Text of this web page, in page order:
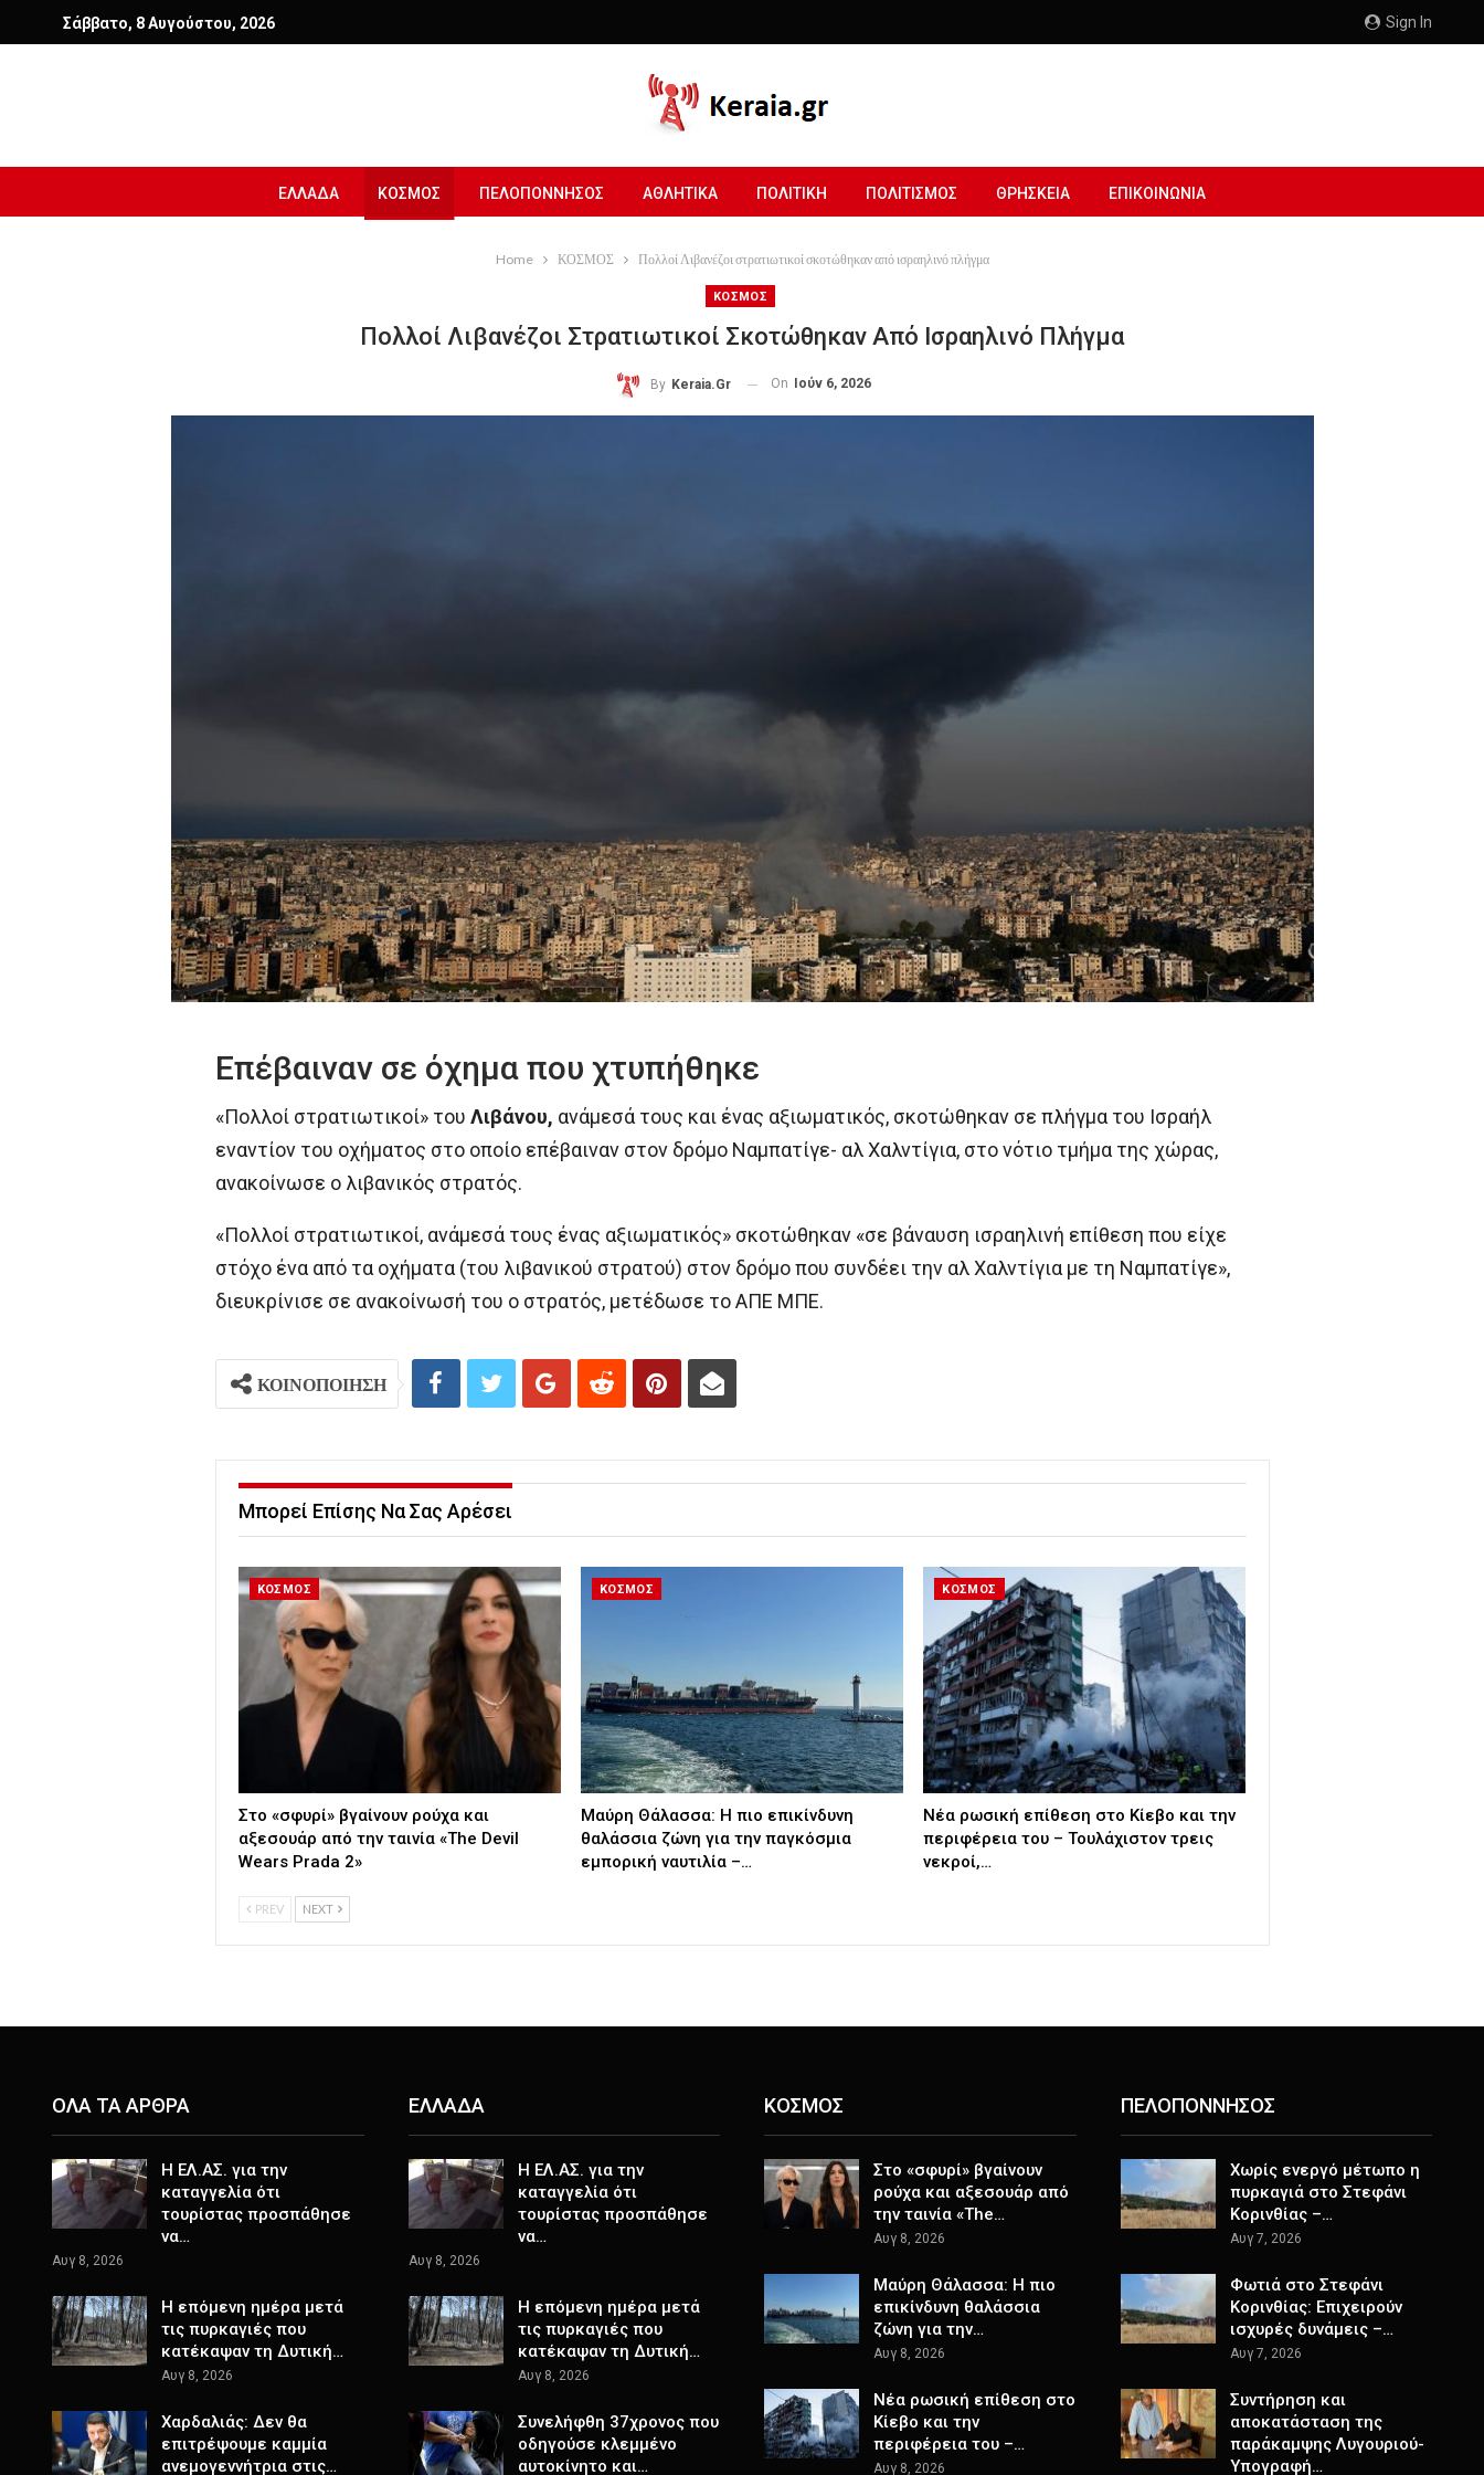
Sign In
Σάββατο, 8 Αυγούστου, 2026
ΕΛΛΑΔΑ ΚΟΣΜΟΣ ΠΕΛΟΠΟΝΝΗΣΟΣ ΑΘΛΗΤΙΚΑ ΠΟΛΙΤΙΚΗ ΠΟΛΙΤΙΣΜΟΣ ΘΡΗΣΚΕΙΑ ΕΠΙΚΟΙΝΩΝΙΑ
Home ΚΟΣΜΟΣ Πολλοί Λιβανέζοι στρατιωτικοί σκοτώθηκαν από ισραηλινό πλήγμα
ΚΟΣΜΟΣ
Πολλοί Λιβανέζοι Στρατιωτικοί Σκοτώθηκαν Από Ισραηλινό Πλήγμα
By Keraia.gr On Ιούν 6, 2026
Επέβαιναν σε όχημα που χτυπήθηκε
«Πολλοί στρατιωτικοί» του Λιβάνου, ανάμεσά τους και ένας αξιωματικός, σκοτώθηκαν σε πλήγμα του Ισραήλ
εναντίον του οχήματος στο οποίο επέβαιναν στον δρόμο Ναμπατίγε- αλ Χαλντίγια, στο νότιο τμήμα της χώρας,
ανακοίνωσε ο λιβανικός στρατός.
«Πολλοί στρατιωτικοί, ανάμεσά τους ένας αξιωματικός» σκοτώθηκαν «σε βάναυση ισραηλινή επίθεση που είχε
στόχο ένα από τα οχήματα (του λιβανικού στρατού) στον δρόμο που συνδέει την αλ Χαλντίγια με τη Ναμπατίγε»,
διευκρίνισε σε ανακοίνωσή του ο στρατός, μετέδωσε το ΑΠΕ ΜΠΕ.
ΚΟΙΝΟΠΟΙΗΣΗ
Μπορεί Επίσης Να Σας Αρέσει
ΚΟΣΜΟΣ
Στο «σφυρί» βγαίνουν ρούχα και
αξεσουάρ από την ταινία «The Devil
Wears Prada 2»
ΚΟΣΜΟΣ
Μαύρη Θάλασσα: Η πιο επικίνδυνη
θαλάσσια ζώνη για την παγκόσμια
εμπορική ναυτιλία –…
ΚΟΣΜΟΣ
Nέα ρωσική επίθεση στο Κίεβο και την
περιφέρεια του – Τουλάχιστον τρεις
νεκροί,…
PREV NEXT
ΟΛΑ ΤΑ ΑΡΘΡΑ
Η ΕΛ.ΑΣ. για την
καταγγελία ότι
τουρίστας προσπάθησε
να…
Αυγ 8, 2026
Η επόμενη ημέρα μετά
τις πυρκαγιές που
κατέκαψαν τη Δυτική…
Αυγ 8, 2026
Χαρδαλιάς: Δεν θα
επιτρέψουμε καμμία
ανεμογεννήτρια στις…
ΕΛΛΑΔΑ
Η ΕΛ.ΑΣ. για την
καταγγελία ότι
τουρίστας προσπάθησε
να…
Αυγ 8, 2026
Η επόμενη ημέρα μετά
τις πυρκαγιές που
κατέκαψαν τη Δυτική…
Αυγ 8, 2026
Συνελήφθη 37χρονος που
οδηγούσε κλεμμένο
αυτοκίνητο και…
ΚΟΣΜΟΣ
Στο «σφυρί» βγαίνουν
ρούχα και αξεσουάρ από
την ταινία «The…
Αυγ 8, 2026
Μαύρη Θάλασσα: Η πιο
επικίνδυνη θαλάσσια
ζώνη για την…
Αυγ 8, 2026
Nέα ρωσική επίθεση στο
Κίεβο και την
περιφέρεια του –…
Αυγ 8, 2026
ΠΕΛΟΠΟΝΝΗΣΟΣ
Χωρίς ενεργό μέτωπο η
πυρκαγιά στο Στεφάνι
Κορινθίας –…
Αυγ 7, 2026
Φωτιά στο Στεφάνι
Κορινθίας: Επιχειρούν
ισχυρές δυνάμεις –…
Αυγ 7, 2026
Συντήρηση και
αποκατάσταση της
παράκαμψης Λυγουριού-
Υπογραφή…